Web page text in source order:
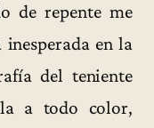
de repente me
en la
del teniente
a todo color,